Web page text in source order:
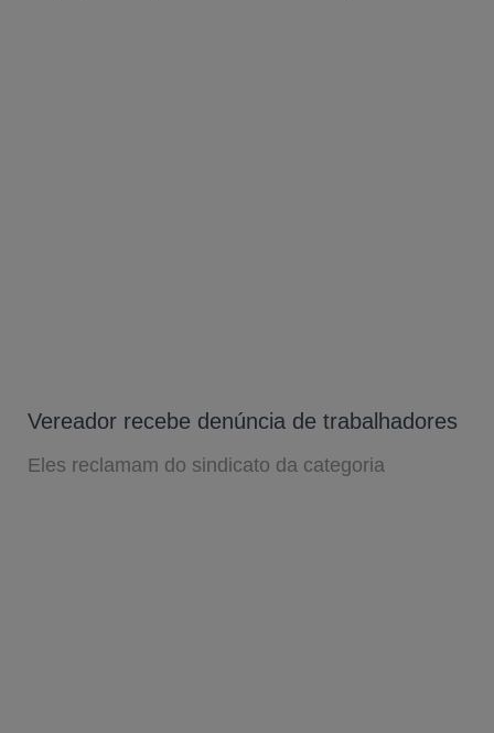
Vereador recebe denúncia de trabalhadores
Eles reclamam do sindicato da categoria